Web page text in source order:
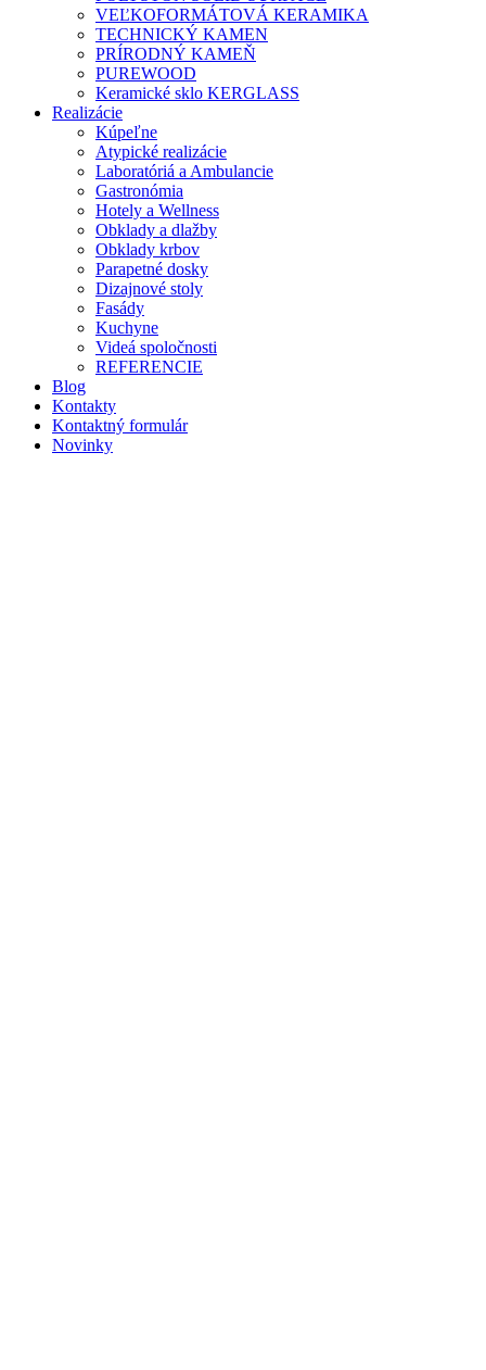
VEĽKOFORMÁTOVÁ KERAMIKA
TECHNICKÝ KAMEN
PRÍRODNÝ KAMEŇ
PUREWOOD
Keramické sklo KERGLASS
Realizácie
Kúpeľne
Atypické realizácie
Laboratóriá a Ambulancie
Gastronómia
Hotely a Wellness
Obklady a dlažby
Obklady krbov
Parapetné dosky
Dizajnové stoly
Fasády
Kuchyne
Videá spoločnosti
REFERENCIE
Blog
Kontakty
Kontaktný formulár
Novinky